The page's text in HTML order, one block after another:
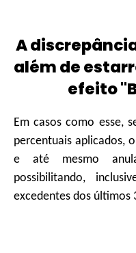
A
além de
efeito
Em casos como esse,
percentuais aplicados,
e até mesmo
possibilitando,
excedentes dos últimos